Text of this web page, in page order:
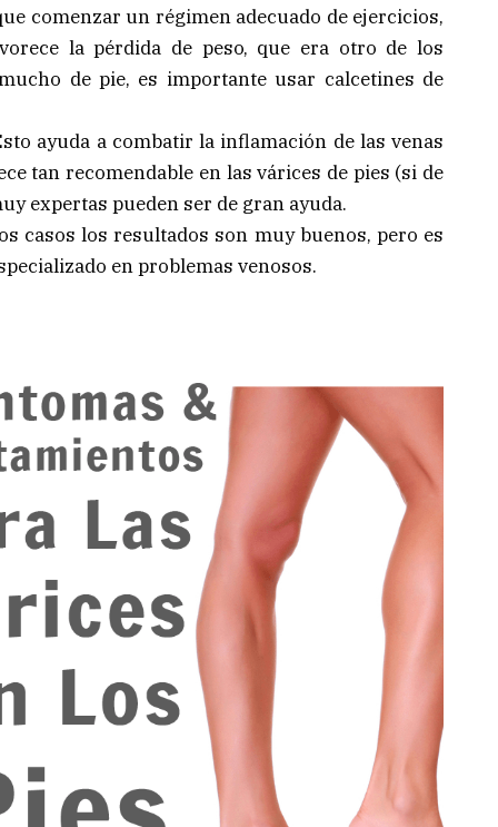
comenzar un régimen adecuado de ejercicios,
la pérdida de peso, que era otro de los
de pie, es importante usar calcetines de
ayuda a combatir la inflamación de las venas
tan recomendable en las várices de pies (si de
expertas pueden ser de gran ayuda.
casos los resultados son muy buenos, pero es
en problemas venosos.